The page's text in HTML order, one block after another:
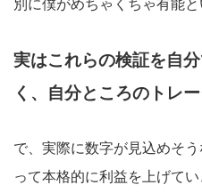
別に僕がめちゃくちゃ有能
実はこれらの検証を自
く、自分ところのトレ
で、実際に数字が見込めそ
って本格的に利益を上げてい